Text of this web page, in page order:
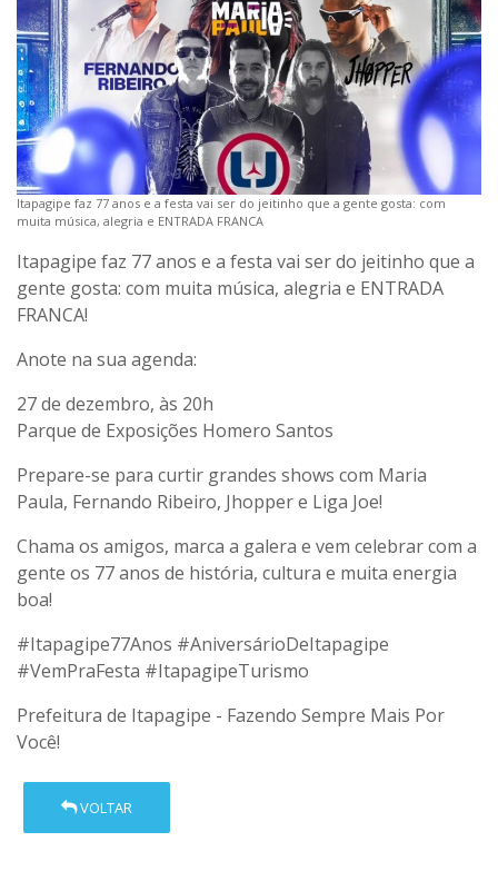
Itapagipe faz 77 anos e a festa vai ser do jeitinho que a gente gosta: com
muita música, alegria e ENTRADA FRANCA
Itapagipe faz 77 anos e a festa vai ser do jeitinho que a
gente gosta: com muita música, alegria e ENTRADA
FRANCA!
Anote na sua agenda:
27 de dezembro, às 20h
Parque de Exposições Homero Santos
Prepare-se para curtir grandes shows com Maria
Paula, Fernando Ribeiro, Jhopper e Liga Joe!
Chama os amigos, marca a galera e vem celebrar com a
gente os 77 anos de história, cultura e muita energia
boa!
#Itapagipe77Anos #AniversárioDeItapagipe
#VemPraFesta #ItapagipeTurismo
Prefeitura de Itapagipe - Fazendo Sempre Mais Por
Você!
VOLTAR